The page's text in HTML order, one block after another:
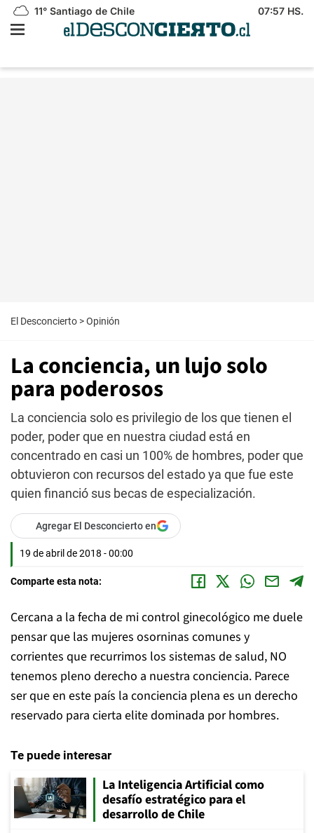
11° Santiago de Chile 07:57 HS.
El Desconcierto >Opinión
La conciencia, un lujo solo
para poderosos
La conciencia solo es privilegio de los que tienen el
poder, poder que en nuestra ciudad está en
concentrado en casi un 100% de hombres, poder que
obtuvieron con recursos del estado ya que fue este
quien financió sus becas de especialización.
Agregar El Desconcierto en
19 de abril de 2018 - 00:00
Comparte esta nota:
Cercana a la fecha de mi control ginecológico me duele
pensar que las mujeres osorninas comunes y
corrientes que recurrimos los sistemas de salud, NO
tenemos pleno derecho a nuestra conciencia. Parece
ser que en este país la conciencia plena es un derecho
reservado para cierta elite dominada por hombres.
Te puede interesar
La Inteligencia Artificial como
desafío estratégico para el
desarrollo de Chile